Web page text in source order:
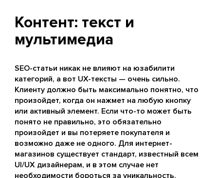
Контент: текст и
мультимедиа
SEO-статьи никак не влияют на юзабилити
категорий, а вот UX-тексты — очень сильно.
Клиенту должно быть максимально понятно, что
произойдет, когда он нажмет на любую кнопку
или активный элемент. Если что-то может быть
понято не правильно, это обязательно
произойдет и вы потеряете покупателя и
возможно даже не одного. Для интернет-
магазинов существует стандарт, известный всем
UI/UX дизайнерам, и в этом случае нет
необходимости бороться за уникальность.